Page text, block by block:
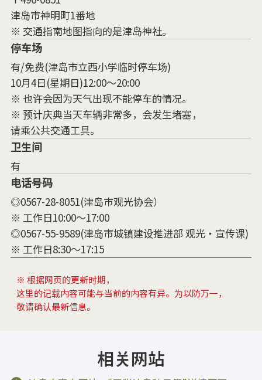
津岛市神明町1番地
※ 交通指南地图指向的是津岛神社。
停车场
有/免费(津岛市立西小学临时停车场)
10月4日(星期日)12:00～20:00
※ 也许会因为天气出现不能停车的情况。
※ 预计庆典当天车辆非常多，会发生堵塞，
请乘公共交通工具。
卫生间
有
电话号码
◎0567-28-8051(津岛市观光协会）
※ 工作日10:00～17:00
◎0567-55-9589(津岛市城镇建设推进部 观光・宣传课)
※ 工作日8:30～17:15
※ 根据网页的更新时期，
这里的记载内容可能与当前的内容有异。为以防万一，
敬请确认最新信息。
相关网站